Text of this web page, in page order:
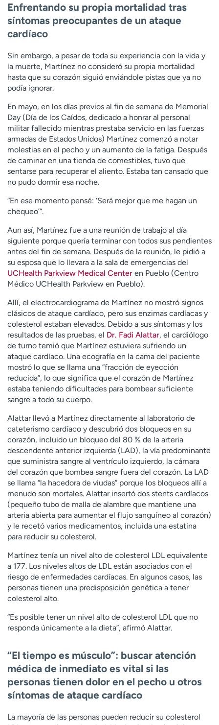
Enfrentando su propia mortalidad tras
síntomas preocupantes de un ataque
cardíaco
Sin embargo, a pesar de toda su experiencia con la vida y
la muerte, Martínez no consideró su propia mortalidad
hasta que su corazón siguió enviándole pistas que ya no
podía ignorar.
En mayo, en los días previos al fin de semana de Memorial
Day (Día de los Caídos, dedicado a honrar al personal
militar fallecido mientras prestaba servicio en las fuerzas
armadas de Estados Unidos) Martínez comenzó a notar
molestias en el pecho y un aumento de la fatiga. Después
de caminar en una tienda de comestibles, tuvo que
sentarse para recuperar el aliento. Estaba tan cansado que
no pudo dormir esa noche.
“En ese momento pensé: ‘Será mejor que me hagan un
chequeo’”.
Aun así, Martínez fue a una reunión de trabajo al día
siguiente porque quería terminar con todos sus pendientes
antes del fin de semana. Después de la reunión, le pidió a
su esposa que lo llevara a la sala de emergencias del
UCHealth Parkview Medical Center en Pueblo (Centro
Médico UCHealth Parkview en Pueblo).
Allí, el electrocardiograma de Martínez no mostró signos
clásicos de ataque cardíaco, pero sus enzimas cardíacas y
colesterol estaban elevados. Debido a sus síntomas y los
resultados de las pruebas, el Dr. Fadi Alattar, el cardiólogo
de turno temió que Martínez estuviera sufriendo un
ataque cardíaco. Una ecografía en la cama del paciente
mostró lo que se llama una “fracción de eyección
reducida”, lo que significa que el corazón de Martínez
estaba teniendo dificultades para bombear suficiente
sangre a todo su cuerpo.
Alattar llevó a Martínez directamente al laboratorio de
cateterismo cardíaco y descubrió dos bloqueos en su
corazón, incluido un bloqueo del 80 % de la arteria
descendente anterior izquierda (LAD), la vía predominante
que suministra sangre al ventrículo izquierdo, la cámara
del corazón que bombea sangre fuera del corazón. La LAD
se llama “la hacedora de viudas” porque los bloqueos allí a
menudo son mortales. Alattar insertó dos stents cardíacos
(pequeño tubo de malla de alambre que mantiene una
arteria abierta para aumentar el flujo sanguíneo al corazón)
y le recetó varios medicamentos, incluida una estatina
para reducir su colesterol.
Martínez tenía un nivel alto de colesterol LDL equivalente
a 177. Los niveles altos de LDL están asociados con el
riesgo de enfermedades cardíacas. En algunos casos, las
personas tienen una predisposición genética a tener
colesterol alto.
“Es posible tener un nivel alto de colesterol LDL que no
responda únicamente a la dieta”, afirmó Alattar.
“El tiempo es músculo”: buscar atención
médica de inmediato es vital si las
personas tienen dolor en el pecho u otros
síntomas de ataque cardíaco
La mayoría de las personas pueden reducir su colesterol